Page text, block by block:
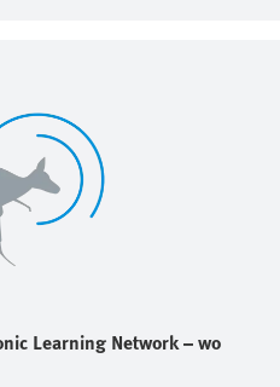
Learning Network – wo